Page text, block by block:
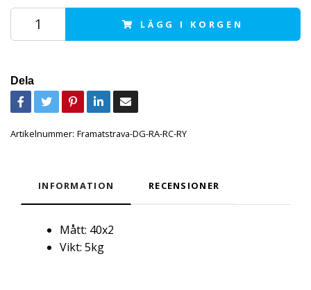
LÄGG I KORGEN
Dela
Artikelnummer: Framatstrava-DG-RA-RC-RY
INFORMATION RECENSIONER
Mått: 40x2
Vikt: 5kg